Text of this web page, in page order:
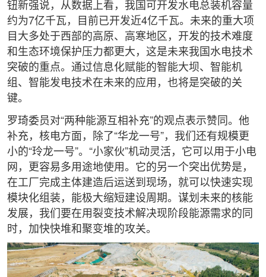
钮新强说，从数据上看，我国可开发水电总装机容量
约为7亿千瓦，目前已开发近4亿千瓦。未来的重大项
目大多处于西部的高原、高寒地区，开发的技术难度
和生态环境保护压力都更大，这是未来我国水电技术
突破的重点。通过信息化赋能的智能大坝、智能机
组、智能发电技术在未来的应用，也将是突破的关
键。
罗琦委员对“两种能源互相补充”的观点表示赞同。他
补充，核电方面，除了“华龙一号”，我们还有规模更
小的“玲龙一号”。“小家伙”机动灵活，它可以用于小电
网，更容易多用途地使用。它的另一个突出优势是，
在工厂完成主体建造后运送到现场，就可以快速实现
模块化组装，能极大缩短建设周期。谋划未来的核能
发展，我们要在用裂变技术解决现阶段能源需求的同
时，加快快堆和聚变堆的攻关。